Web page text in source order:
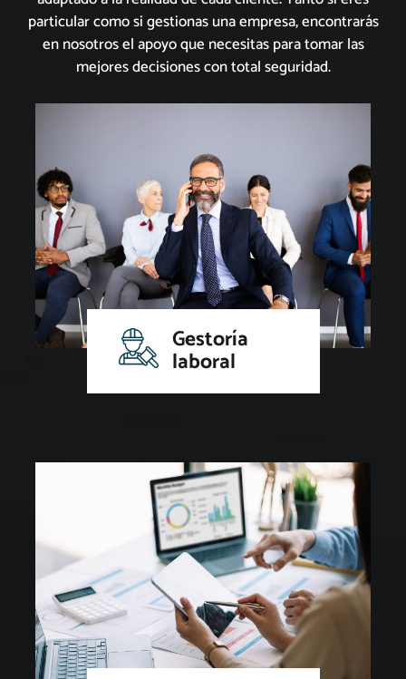
particular como si gestionas una empresa, encontrarás
en nosotros el apoyo que necesitas para tomar las
mejores decisiones con total seguridad.
Gestoría
laboral